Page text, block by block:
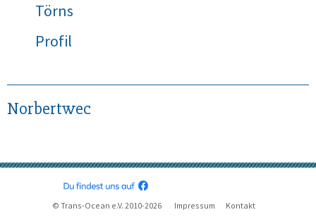
Törns
Profil
Norbertwec
© Trans-Ocean e.V. 2010-2026 Impressum
Kontakt